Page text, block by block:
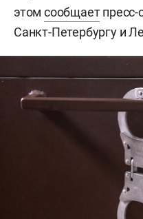
этом сообщаетпресс-
Санкт-Петербургу и